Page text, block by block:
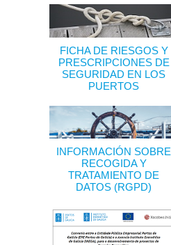
FICHA DE RIESGOS Y
PRESCRIPCIONES DE
SEGURIDAD EN LOS
PUERTOS
INFORMACIÓN SOBRE
RECOGIDA Y
TRATAMIENTO DE
DATOS (RGPD)